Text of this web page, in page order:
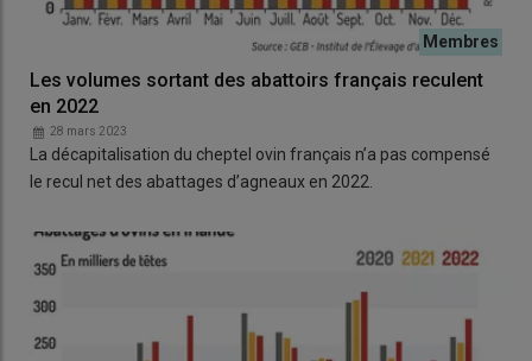
Les volumes sortant des abattoirs français reculent
en 2022
28 mars 2023
La décapitalisation du cheptel ovin français n’a pas compensé
le recul net des abattages d’agneaux en 2022.